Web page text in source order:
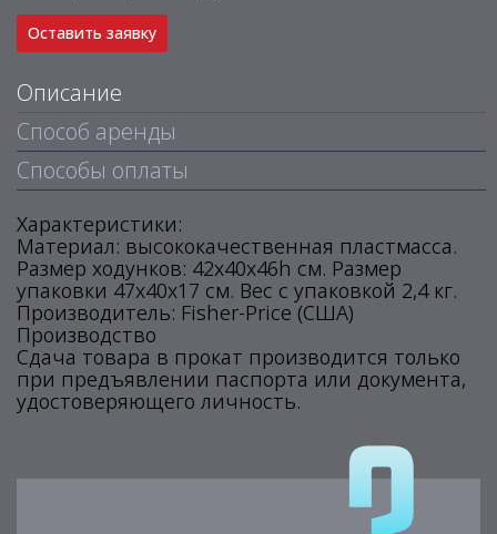
Оставить заявку
Описание
Способ аренды
Способы оплаты
Характеристики:
Материал: высококачественная пластмасса.
Размер ходунков: 42х40х46h см. Размер
упаковки 47х40х17 см. Вес с упаковкой 2,4 кг.
Производитель: Fisher-Price (США)
Производство
Сдача товара в прокат производится только
при предъявлении паспорта или документа,
удостоверяющего личность.